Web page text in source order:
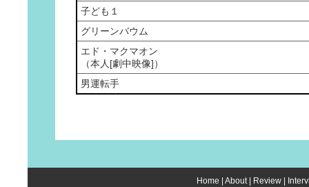
子ども１
グリーンバウム
エド・マクマオン
（本人[劇中映像]）
男運転手
Home About| Review